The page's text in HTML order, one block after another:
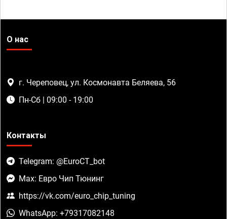
О нас
г. Череповец, ул. Космонавта Беляева, 56
Пн-Сб | 09:00 - 19:00
Контакты
Telegram: @EuroCT_bot
Max: Евро Чип Тюнинг
https://vk.com/euro_chip_tuning
WhatsApp: +79317082148